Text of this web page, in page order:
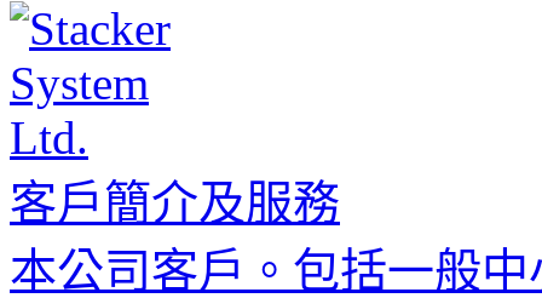
客戶簡介及服務
本公司客戶。包括一般